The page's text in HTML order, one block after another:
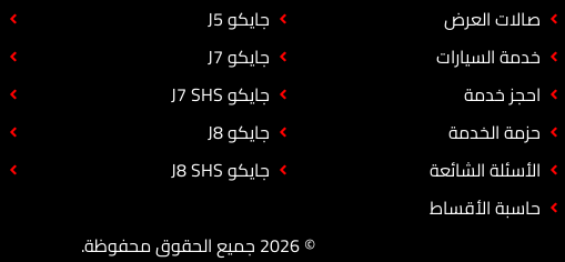
صالات العرض
خدمة السيارات
احجز خدمة
حزمة الخدمة
الأسئلة الشائعة
حاسبة الأقساط
جايكو J5
جايكو J7
جايكو J7 SHS
جايكو J8
جايكو J8 SHS
© 2026 جميع الحقوق محفوظة.